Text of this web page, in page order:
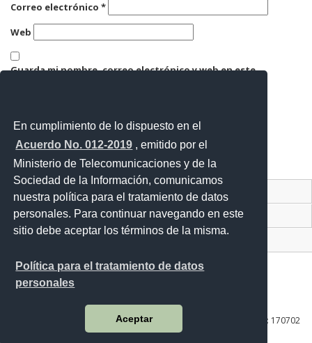
En cumplimiento de lo dispuesto en el
Acuerdo No. 012-2019 , emitido por el
Ministerio de Telecomunicaciones y de la
Sociedad de la Información, comunicamos
nuestra política para el tratamiento de datos
personales. Para continuar navegando en este
sitio debe aceptar los términos de la misma.
Política para el tratamiento de datos
personales
Aceptar
Correo electrónico *
Web
Guarda mi nombre, correo electrónico y web en este
Contacto Ciudadano Digital
Portal Trámites Ciudadanos
Sistema Nacional de Información (SNI)
Av. Lira Ňan entre Amaru Ňan y Quitumbe Ñan
Plataforma Gubernamental de Desarrollo Social | Código Postal: 170702
| Quito - Ecuador